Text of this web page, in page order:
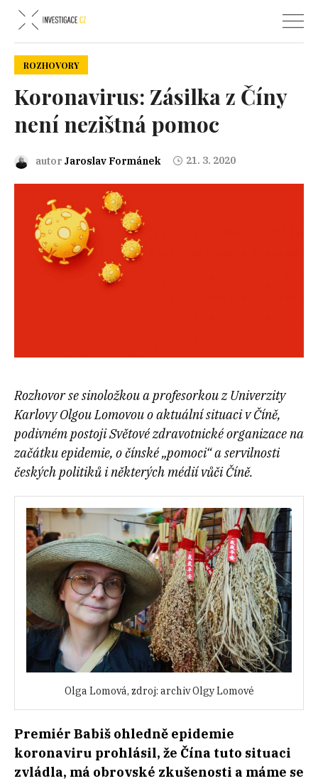
ROZHOVORY
Koronavirus: Zásilka z Číny
není nezištná pomoc
autor Jaroslav Formánek 21. 3. 2020
Rozhovor se sinoložkou a profesorkou z Univerzity
Karlovy Olgou Lomovou o aktuální situaci v Číně,
podivném postoji Světové zdravotnické organizace na
začátku epidemie, o čínské „pomoci“ a servilnosti
českých politiků i některých médií vůči Číně.
Olga Lomová, zdroj: archiv Olgy Lomové
Premiér Babiš ohledně epidemie
koronaviru prohlásil, že Čína tuto situaci
zvládla, má obrovské zkušenosti a máme se